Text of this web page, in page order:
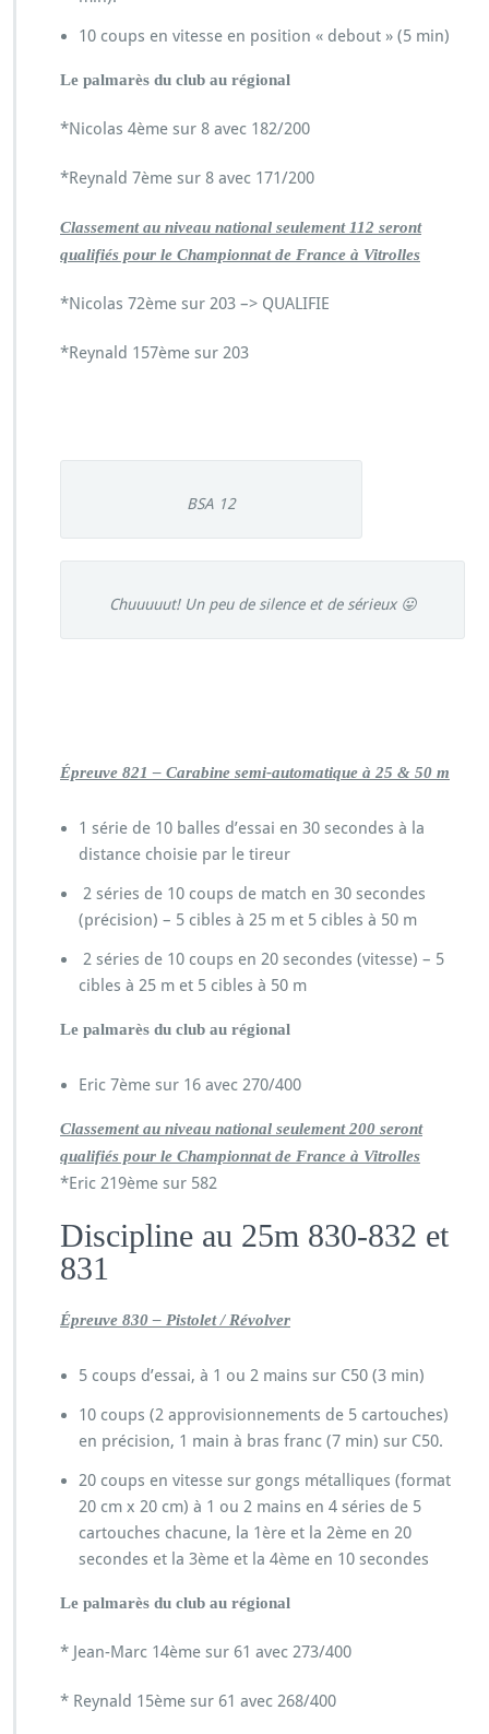
10 coups en vitesse en position « debout » (5 min)
Le palmarès du club au régional
*Nicolas 4ème sur 8 avec 182/200
*Reynald 7ème sur 8 avec 171/200
Classement au niveau national seulement 112 seront
qualifiés pour le Championnat de France à Vitrolles
*Nicolas 72ème sur 203 –> QUALIFIE
*Reynald 157ème sur 203
BSA 12
Chuuuuut! Un peu de silence et de sérieux 😛
Épreuve 821 – Carabine semi-automatique à 25 & 50 m
1 série de 10 balles d’essai en 30 secondes à la
distance choisie par le tireur
2 séries de 10 coups de match en 30 secondes
(précision) – 5 cibles à 25 m et 5 cibles à 50 m
2 séries de 10 coups en 20 secondes (vitesse) – 5
cibles à 25 m et 5 cibles à 50 m
Le palmarès du club au régional
Eric 7ème sur 16 avec 270/400
Classement au niveau national seulement 200 seront
qualifiés pour le Championnat de France à Vitrolles
*Eric 219ème sur 582
Discipline au 25m 830-832 et
831
Épreuve 830 – Pistolet / Révolver
5 coups d’essai, à 1 ou 2 mains sur C50 (3 min)
10 coups (2 approvisionnements de 5 cartouches)
en précision, 1 main à bras franc (7 min) sur C50.
20 coups en vitesse sur gongs métalliques (format
20 cm x 20 cm) à 1 ou 2 mains en 4 séries de 5
cartouches chacune, la 1ère et la 2ème en 20
secondes et la 3ème et la 4ème en 10 secondes
Le palmarès du club au régional
* Jean-Marc 14ème sur 61 avec 273/400
* Reynald 15ème sur 61 avec 268/400